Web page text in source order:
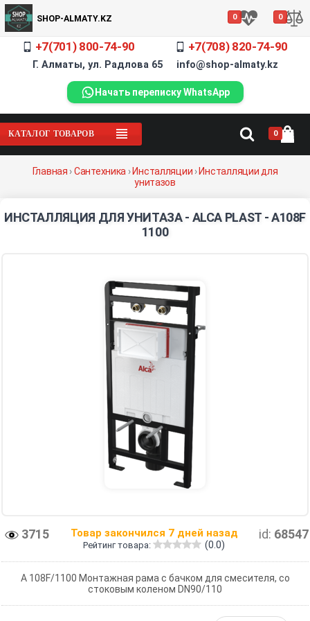
SHOP-ALMATY.KZ 0 0
+7(701) 800-74-90 +7(708) 820-74-90
Г. Алматы, ул. Радлова 65 info@shop-almaty.kz
Начать переписку WhatsApp
КАТАЛОГ ТОВАРОВ 0
Главная ›Сантехника ›Инсталляции ›Инсталляции для
унитазов
ИНСТАЛЛЯЦИЯ ДЛЯ УНИТАЗА - ALCA PLAST - A108F
1100
3715 id: 68547
Товар закончился 7 дней назад
Рейтинг товара: (0.0)
A 108F/1100 Монтажная рама с бачком для смесителя, со
стоковым коленом DN90/110